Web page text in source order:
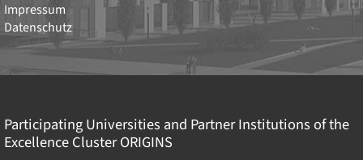
Impressum
Datenschutz
Participating Universities and Partner Institutions of the
Excellence ClusterORIGINS